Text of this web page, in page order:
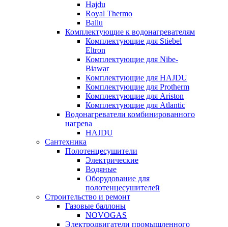
Hajdu
Royal Thermo
Ballu
Комплектующие к водонагревателям
Комплектующие для Stiebel
Eltron
Комплектующие для Nibe-
Biawar
Комплектующие для HAJDU
Комплектующие для Protherm
Комплектующие для Ariston
Комплектующие для Atlantic
Водонагреватели комбинированного
нагрева
HAJDU
Сантехника
Полотенцесушители
Электрические
Водяные
Оборудование для
полотенцесушителей
Строительство и ремонт
Газовые баллоны
NOVOGAS
Электродвигатели промышленного